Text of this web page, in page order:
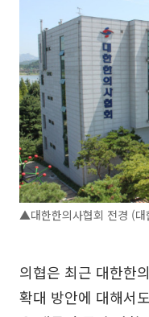
▲대한한의사협회 전경 (대
의협은 최근 대한한
확대 방안에 대해서